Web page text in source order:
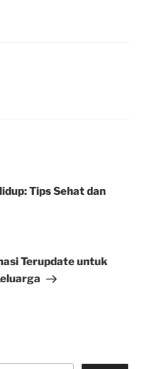
Tips Sehat dan
Terupdate untuk